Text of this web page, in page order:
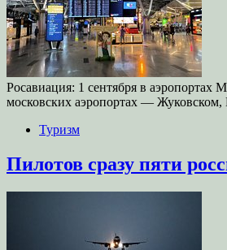
Росавиация: 1 сентября в аэропортах
московских аэропортах —
Туризм
Пилотов сразу пяти